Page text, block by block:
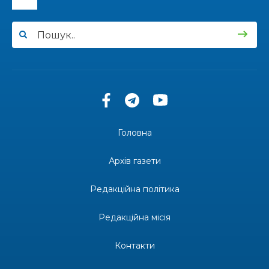
12:00
11:34
Частина ВПО більше не отримає житловий
Бахмутська молодь досліджує Полтаву
Солдат Ігор Ігорович Кравець, позивний
держава досі провалює
Майстер-клас «Троянди» для юних бахмутян
Головна
Архів газети
Редакційна політика
Редакційна місія
Контакти